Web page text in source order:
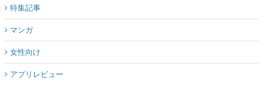
特集記事
マンガ
女性向け
アプリレビュー